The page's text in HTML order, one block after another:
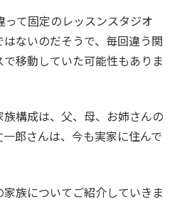
て固定のレッスンスタジオ
ないのだそうで、毎回違う関
移動していた可能性もありま
構成は、父、母、お姉さんの
郎さんは、今も実家に住んで
族についてご紹介していきま